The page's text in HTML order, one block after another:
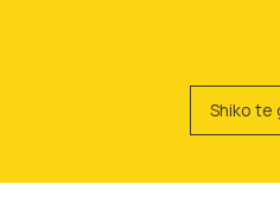
Shiko te